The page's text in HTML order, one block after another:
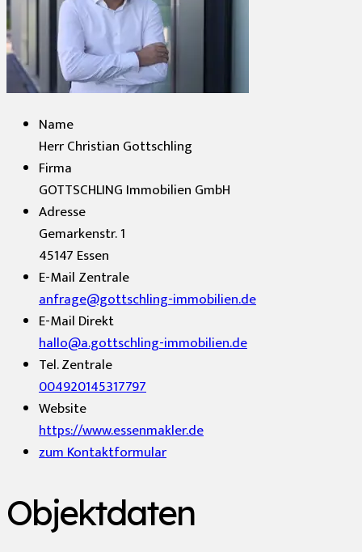
Name
Herr Christian Gottschling
Firma
GOTTSCHLING Immobilien GmbH
Adresse
Gemarkenstr. 1
45147 Essen
E-Mail Zentrale
anfrage@gottschling-immobilien.de
E-Mail Direkt
hallo@a.gottschling-immobilien.de
Tel. Zentrale
004920145317797
Website
https://www.essenmakler.de
zum Kontaktformular
Objektdaten